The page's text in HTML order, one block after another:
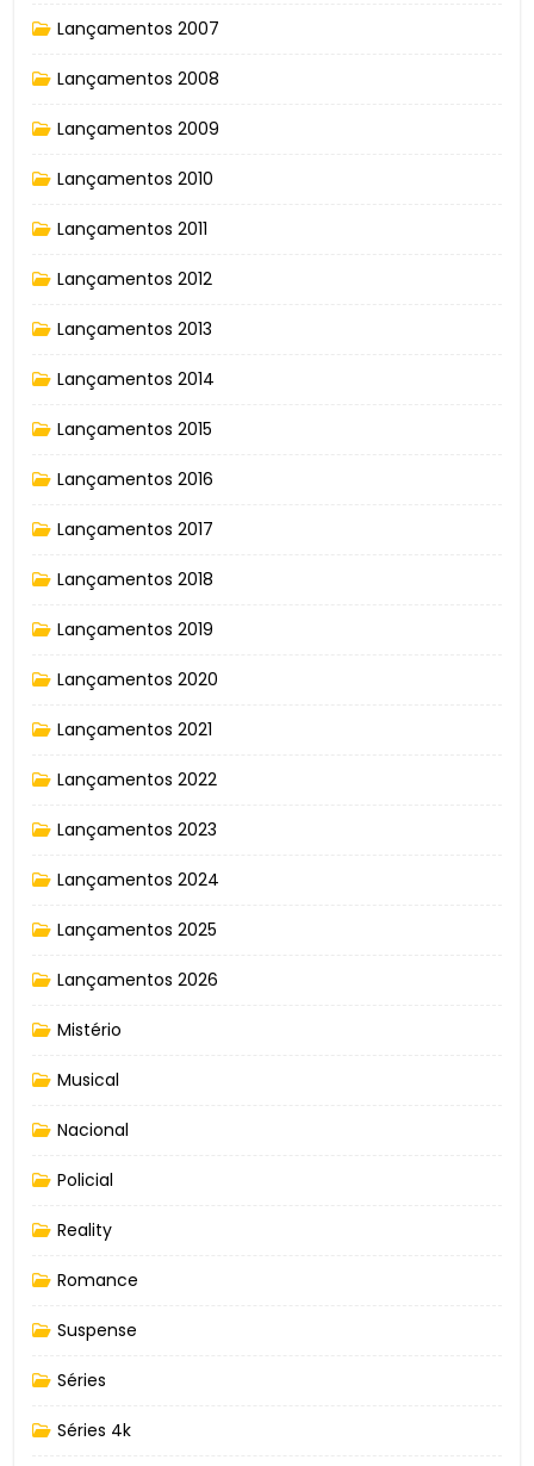
Lançamentos 2007
Lançamentos 2008
Lançamentos 2009
Lançamentos 2010
Lançamentos 2011
Lançamentos 2012
Lançamentos 2013
Lançamentos 2014
Lançamentos 2015
Lançamentos 2016
Lançamentos 2017
Lançamentos 2018
Lançamentos 2019
Lançamentos 2020
Lançamentos 2021
Lançamentos 2022
Lançamentos 2023
Lançamentos 2024
Lançamentos 2025
Lançamentos 2026
Mistério
Musical
Nacional
Policial
Reality
Romance
Suspense
Séries
Séries 4k